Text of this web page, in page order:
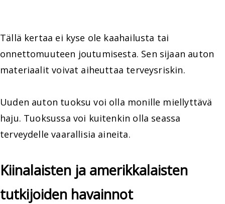
Tällä kertaa ei kyse ole kaahailusta tai
onnettomuuteen joutumisesta. Sen sijaan auton
materiaalit voivat aiheuttaa terveysriskin.
Uuden auton tuoksu voi olla monille miellyttävä
haju. Tuoksussa voi kuitenkin olla seassa
terveydelle vaarallisia aineita.
Kiinalaisten ja amerikkalaisten
tutkijoiden havainnot